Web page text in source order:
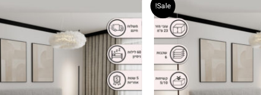
Sale!